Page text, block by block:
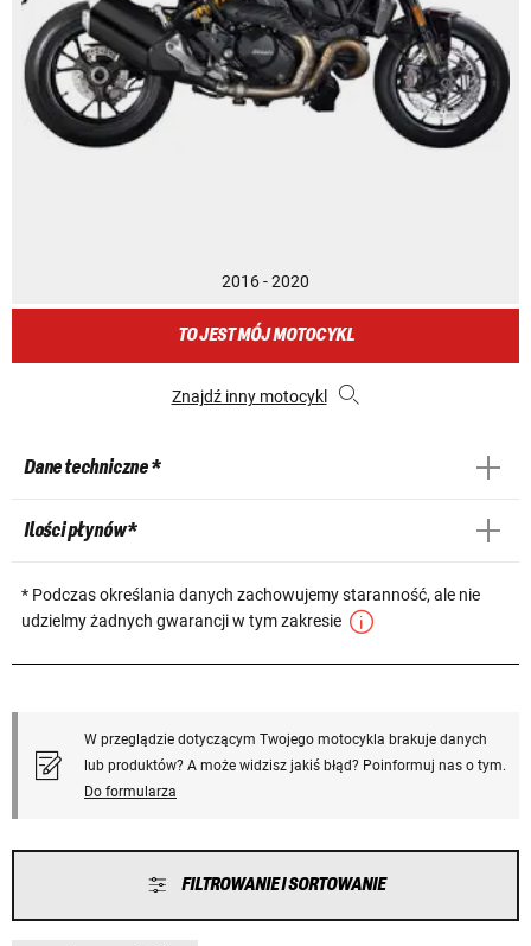
2016 - 2020
TO JEST MÓJ MOTOCYKL
Znajdź inny motocykl
Dane techniczne *
Ilości płynów *
* Podczas określania danych zachowujemy staranność, ale nie
udzielmy żadnych gwarancji w tym zakresie
W przeglądzie dotyczącym Twojego motocykla brakuje danych
lub produktów? A może widzisz jakiś błąd? Poinformuj nas o tym.
Do formularza
FILTROWANIE I SORTOWANIE